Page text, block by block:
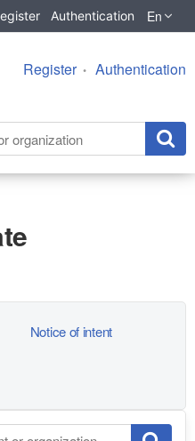
Authentication En
Register Authentication
Notice of intent